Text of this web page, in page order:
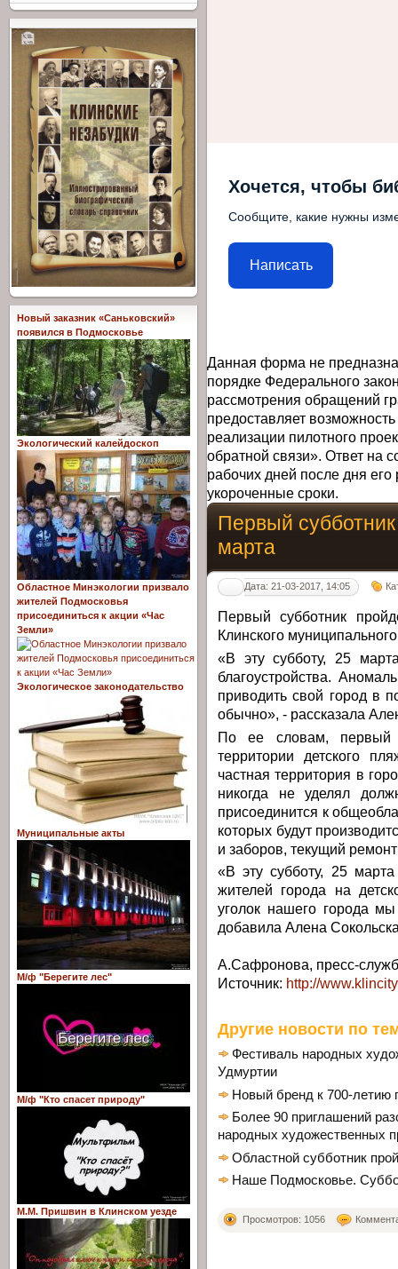
Хочется, чтобы
Сообщите, какие нужны
Написать
Данная форма не
порядке Федерального
рассмотрения обращений
предоставляет
реализации пилотного
обратной связи». Ответ на
рабочих дней после дня
укороченные сроки.
Первый
марта
Дата: 21-03-2017, 14:05
Первый субботник
Клинского
«В эту субботу, 25
благоустройства.
приводить свой город в
обычно», - рассказала
По ее словам, первый
территории детского
частная территория в
никогда не уделял
присоединится к
которых будут
и заборов, текущий
«В эту субботу, 25
жителей города на
уголок нашего города
добавила Алена
А.Сафронова, пресс-
Источник: http://
Другие новости по
Фестиваль народных
Удмуртии
Новый бренд к 700-летию
Более 90 приглашений
народных художественных
Областной субботник
Наше Подмосковье.
Просмотров: 1056
Новый заказник «Саньковский»
появился в Подмосковье
Экологический калейдоскоп
Областное Минэкологии призвало
жителей Подмосковья
присоединиться к акции «Час
Земли»
Экологическое законодательство
Муниципальные акты
М/ф "Берегите лес"
М/ф "Кто спасет природу"
М.М. Пришвин в Клинском уезде